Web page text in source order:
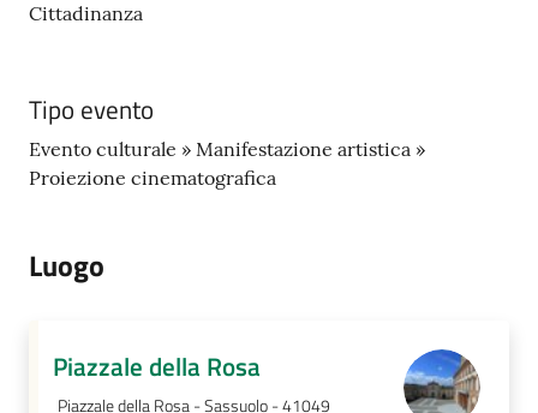
Cittadinanza
Tipo evento
Evento culturale » Manifestazione artistica »
Proiezione cinematografica
Luogo
Piazzale della Rosa
Piazzale della Rosa - Sassuolo - 41049